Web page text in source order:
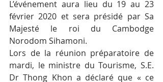
L’événement aura lieu du 19 au 23
février 2020 et sera présidé par Sa
Majesté le roi du Cambodge
Norodom Sihamoni.
Lors de la réunion préparatoire de
mardi, le ministre du Tourisme, S.E.
Dr Thong Khon a déclaré que « ce